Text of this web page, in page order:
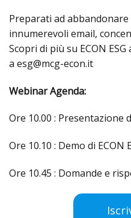
Preparati ad
innumerevoli email,
Scopri di più su ECON ESG
a esg@mcg-econ.it
Webinar Agenda:
Ore 10.00 : Presentazione
Ore 10.10 : Demo di ECON
Ore 10.45 : Domande e